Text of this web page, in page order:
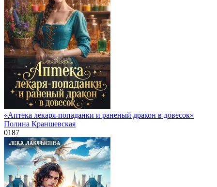
«Аптека лекаря-попаданки и раненый дракон в довесок»
Полина Краншевская
0187